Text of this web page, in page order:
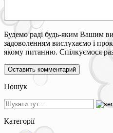
Будемо раді будь-яким Вашим
задоволенням вислухаємо і
якому питанню. Спілкуємося
Пошук
Категорії